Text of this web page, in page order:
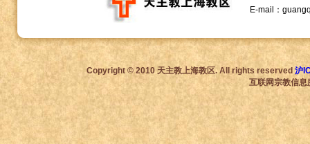
E-mail：
Copyright © 2010 天主教上海教区. All rights reserved 沪
互联网宗教信息服